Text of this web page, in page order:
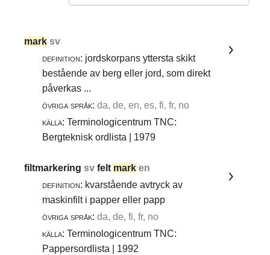
mark sv
definition: jordskorpans yttersta skikt
bestående av berg eller jord, som direkt
påverkas ...
övriga språk: da, de, en, es, fi, fr, no
källa: Terminologicentrum TNC:
Bergteknisk ordlista | 1979
filtmarkeringsvfelt mark en
definition: kvarstående avtryck av
maskinfilt i papper eller papp
övriga språk: da, de, fi, fr, no
källa: Terminologicentrum TNC:
Pappersordlista | 1992